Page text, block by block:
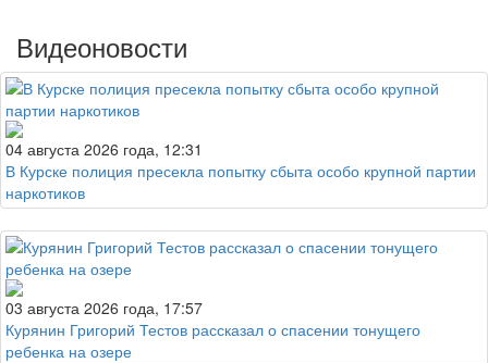
Видеоновости
04 августа 2026 года, 12:31
В Курске полиция пресекла попытку сбыта особо крупной партии
наркотиков
03 августа 2026 года, 17:57
Курянин Григорий Тестов рассказал о спасении тонущего
ребенка на озере